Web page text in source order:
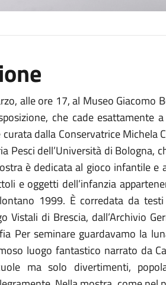
alle ore 17, al Museo Giacomo
che cade esattamente
dalla Conservatrice
Pesci dell’Università di Bologna,
è dedicata al gioco infantile
e oggetti dell’infanzia
1999. È corredata da
Vistali di Brescia, dall’Archivio
Per seminare guardavamo la
luogo fantastico narrato da
ma solo divertimenti,